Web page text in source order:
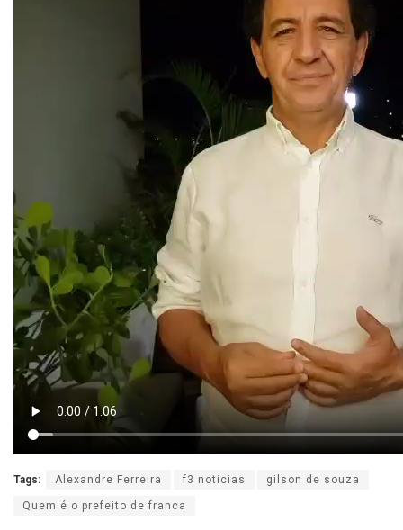
Tags: Alexandre Ferreira f3 noticias gilson de souza
Quem é o prefeito de franca